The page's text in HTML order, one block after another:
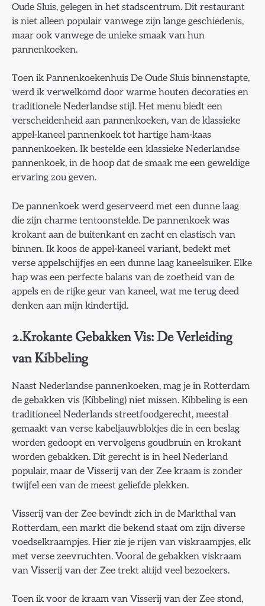
Oude Sluis, gelegen in het stadscentrum. Dit restaurant
is niet alleen populair vanwege zijn lange geschiedenis,
maar ook vanwege de unieke smaak van hun
pannenkoeken.
Toen ik Pannenkoekenhuis De Oude Sluis binnenstapte,
werd ik verwelkomd door warme houten decoraties en
traditionele Nederlandse stijl. Het menu biedt een
verscheidenheid aan pannenkoeken, van de klassieke
appel-kaneel pannenkoek tot hartige ham-kaas
pannenkoeken. Ik bestelde een klassieke Nederlandse
pannenkoek, in de hoop dat de smaak me een geweldige
ervaring zou geven.
De pannenkoek werd geserveerd met een dunne laag
die zijn charme tentoonstelde. De pannenkoek was
krokant aan de buitenkant en zacht en elastisch van
binnen. Ik koos de appel-kaneel variant, bedekt met
verse appelschijfjes en een dunne laag kaneelsuiker. Elke
hap was een perfecte balans van de zoetheid van de
appels en de rijke geur van kaneel, wat me terug deed
denken aan mijn kindertijd.
2.Krokante Gebakken Vis: De Verleiding
van Kibbeling
Naast Nederlandse pannenkoeken, mag je in Rotterdam
de gebakken vis (Kibbeling) niet missen. Kibbeling is een
traditioneel Nederlands streetfoodgerecht, meestal
gemaakt van verse kabeljauwblokjes die in een beslag
worden gedoopt en vervolgens goudbruin en krokant
worden gebakken. Dit gerecht is in heel Nederland
populair, maar de Visserij van der Zee kraam is zonder
twijfel een van de meest geliefde plekken.
Visserij van der Zee bevindt zich in de Markthal van
Rotterdam, een markt die bekend staat om zijn diverse
voedselkraampjes. Hier zie je rijen van viskraampjes, elk
met verse zeevruchten. Vooral de gebakken viskraam
van Visserij van der Zee trekt altijd veel bezoekers.
Toen ik voor de kraam van Visserij van der Zee stond,